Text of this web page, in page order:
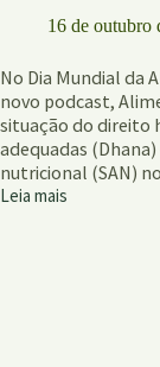
16 de outubro
No Dia Mundial da
novo podcast,
situação do direito
adequadas
nutricional (SAN)
Leia mais
Ep.